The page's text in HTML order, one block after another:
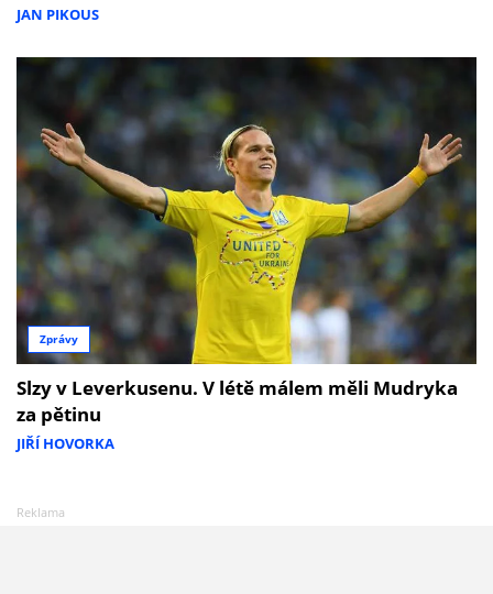
JAN PIKOUS
Zprávy
Slzy v Leverkusenu. V létě málem měli Mudryka
za pětinu
JIŘÍ HOVORKA